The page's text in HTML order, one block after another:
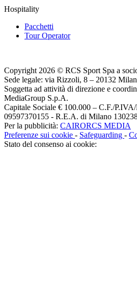
Hospitality
Pacchetti
Tour Operator
Copyright 2026 © RCS Sport Spa a
Sede legale: via Rizzoli, 8 – 20132
Soggetta ad attività di direzione e
MediaGroup S.p.A.
Capitale Sociale € 100.000 – C.F./
09597370155 - R.E.A. di Milano
Per la pubblicità: CAIRORCS MEDIA
Preferenze sui cookie - Safeguarding -
Stato del consenso ai cookie: